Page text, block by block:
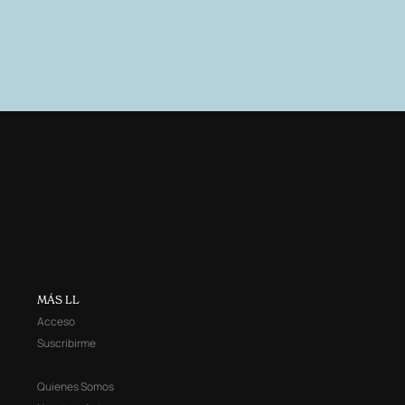
MÁS LL
Acceso
Suscribirme
Quienes Somos